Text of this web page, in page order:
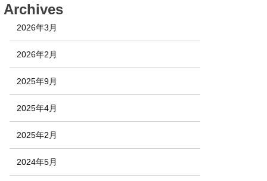
Archives
2026年3月
2026年2月
2025年9月
2025年4月
2025年2月
2024年5月